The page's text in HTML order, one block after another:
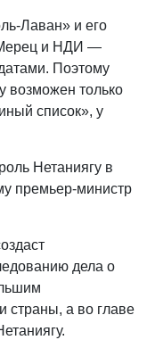
Лаван» и его
и НДИ —
Поэтому
возможен только
список», у
Нетаниягу в
премьер-министр
дела о
страны, а во главе